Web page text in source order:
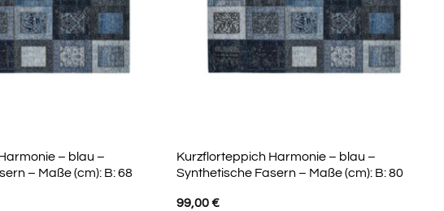
– blau –
– Maße (cm): B: 68
Kurzflorteppich Harmonie – blau –
Synthetische Fasern – Maße (cm): B: 80
99,00€